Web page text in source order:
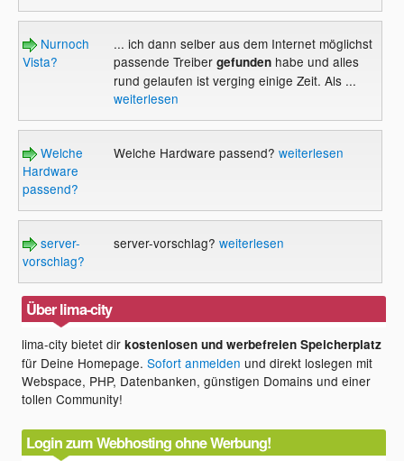
Nurnoch
Vista?
... ich dann selber aus dem Internet möglichst
passende Treibergefundenhabe und alles
rund gelaufen ist verging einige Zeit. Als ...
weiterlesen
Welche
Hardware
passend?
Welche Hardware passend? weiterlesen
server-
vorschlag?
server-vorschlag? weiterlesen
Über lima-city
lima-city bietet dirkostenlosen und werbefreien Speicherplatz
für Deine Homepage.Sofort anmelden und direkt loslegen mit
Webspace, PHP, Datenbanken, günstigen Domains und einer
tollen Community!
Login zum Webhosting ohne Werbung!